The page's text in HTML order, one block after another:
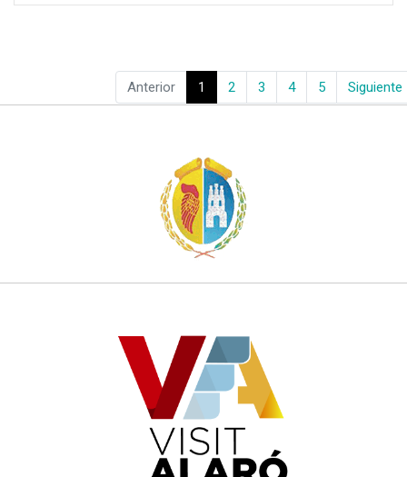
Anterior 1 2 3 4 5 Siguiente